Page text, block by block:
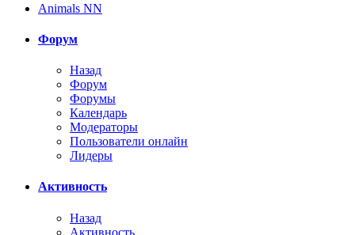
Animals NN
Форум
Назад
Форум
Форумы
Календарь
Модераторы
Пользователи онлайн
Лидеры
Активность
Назад
Активность